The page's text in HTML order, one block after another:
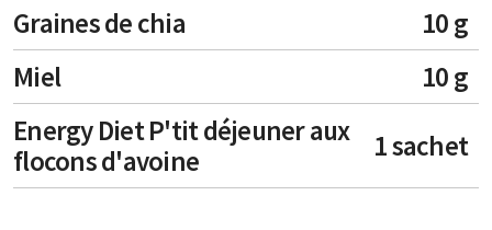
Graines de chia
10 g
Miel
10 g
Energy Diet P'tit déjeuner aux
flocons d'avoine
1 sachet